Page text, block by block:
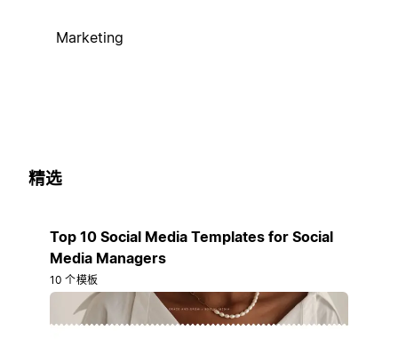
Marketing
精选
Top 10 Social Media Templates for Social
Media Managers
10 个模板